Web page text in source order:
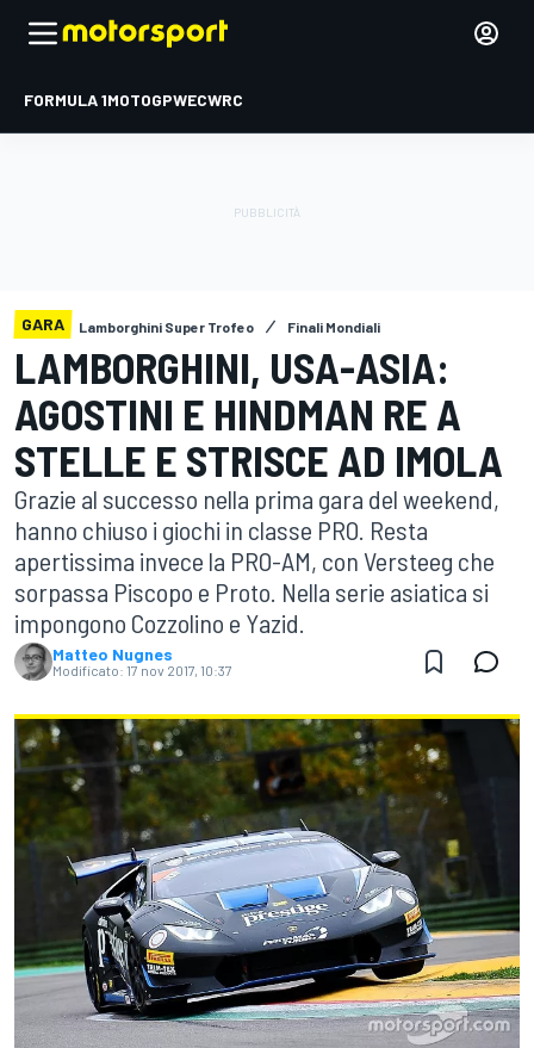
FORMULA 1MOTOGPWECWRC
GARA Lamborghini Super Trofeo Finali Mondiali
LAMBORGHINI, USA-ASIA:
AGOSTINI E HINDMAN RE A
STELLE E STRISCE AD IMOLA
Grazie al successo nella prima gara del weekend,
hanno chiuso i giochi in classe PRO. Resta
apertissima invece la PRO-AM, con Versteeg che
sorpassa Piscopo e Proto. Nella serie asiatica si
impongono Cozzolino e Yazid.
Matteo Nugnes
Modificato: 17 nov 2017, 10:37